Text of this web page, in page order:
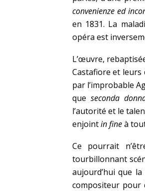
convenienze ed
en 1831. La
opéra est
L’œuvre,
Castafiore et
par l’improbable
que seconda
l’autorité et le
enjointin fineà
Ce pourrait
tourbillonnant
aujourd’hui que
compositeur pour